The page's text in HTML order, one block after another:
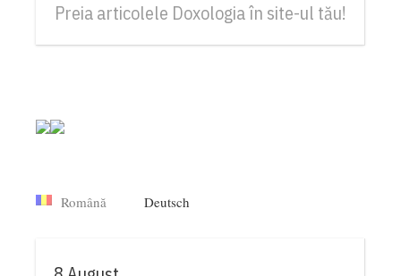
Preia articolele Doxologia în site-ul tău!
Română Deutsch